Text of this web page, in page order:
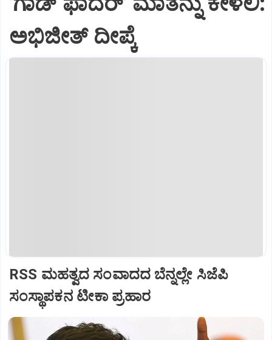
ಅಭಿಜೀತ್ ದೀಪ್ಕೆ
RSS ಮಹತ್ವದ ಸಂವಾದದ ಬೆನ್ನಲ್ಲೇ ಸಿಜೆಪಿ
ಸಂಸ್ಥಾಪಕನ ಟೀಕಾ ಪ್ರಹಾರ